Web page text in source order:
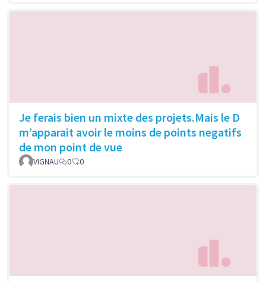
Je ferais bien un mixte des projets.Mais le D
m’apparait avoir le moins de points negatifs
de mon point de vue
VIGNAU 0 0